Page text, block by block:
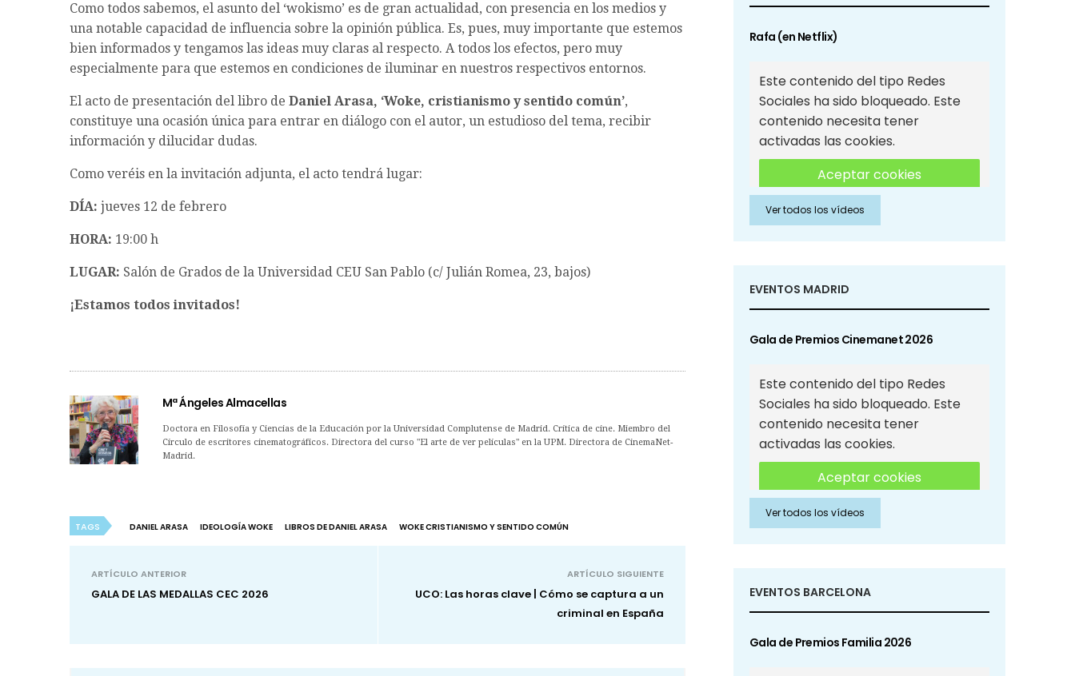
Como todos sabemos, el asunto del ‘wokismo’ es de gran actualidad, con presencia en los medios y
una notable capacidad de influencia sobre la opinión pública. Es, pues, muy importante que estemos
bien informados y tengamos las ideas muy claras al respecto. A todos los efectos, pero muy
especialmente para que estemos en condiciones de iluminar en nuestros respectivos entornos.
El acto de presentación del libro de Daniel Arasa, ‘Woke, cristianismo y sentido común’,
constituye una ocasión única para entrar en diálogo con el autor, un estudioso del tema, recibir
información y dilucidar dudas.
Como veréis en la invitación adjunta, el acto tendrá lugar:
DÍA: jueves 12 de febrero
HORA: 19:00 h
LUGAR: Salón de Grados de la Universidad CEU San Pablo (c/ Julián Romea, 23, bajos)
¡Estamos todos invitados!
Mª Ángeles Almacellas
Doctora en Filosofía y Ciencias de la Educación por la Universidad Complutense de Madrid. Crítica de cine. Miembro del
Círculo de escritores cinematográficos. Directora del curso "El arte de ver películas" en la UPM. Directora de CinemaNet-
Madrid.
TAGS DANIEL ARASA IDEOLOGÍA WOKE LIBROS DE DANIEL ARASA WOKE CRISTIANISMO Y SENTIDO COMÚN
ARTÍCULO ANTERIOR
GALA DE LAS MEDALLAS CEC 2026
ARTÍCULO SIGUIENTE
UCO: Las horas clave | Cómo se captura a un
criminal en España
Rafa (en Netflix)
Este contenido del tipo Redes
Sociales ha sido bloqueado. Este
contenido necesita tener
activadas las cookies.
Aceptar cookies
Aceptar cookies de Redes
Sociales
Ver todos los vídeos
EVENTOS MADRID
Gala de Premios Cinemanet 2026
Este contenido del tipo Redes
Sociales ha sido bloqueado. Este
contenido necesita tener
activadas las cookies.
Aceptar cookies
Aceptar cookies de Redes
Sociales
Ver todos los vídeos
EVENTOS BARCELONA
Gala de Premios Familia 2026